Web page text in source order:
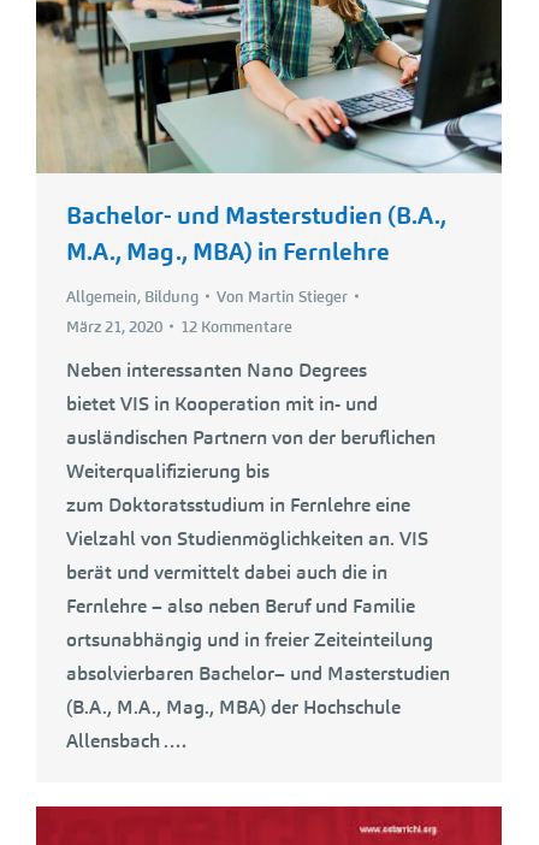
Bachelor- und Masterstudien (B.A.,
M.A., Mag., MBA) in Fernlehre
Allgemein, Bildung Von Martin Stieger
März 21, 2020
12 Kommentare
Neben interessanten Nano Degrees
bietet VIS in Kooperation mit in- und
ausländischen Partnern von der beruflichen
Weiterqualifizierung bis
zum Doktoratsstudium in Fernlehre eine
Vielzahl von Studienmöglichkeiten an. VIS
berät und vermittelt dabei auch die in
Fernlehre – also neben Beruf und Familie
ortsunabhängig und in freier Zeiteinteilung
absolvierbaren Bachelor– und Masterstudien
(B.A., M.A., Mag., MBA) der Hochschule
Allensbach .…